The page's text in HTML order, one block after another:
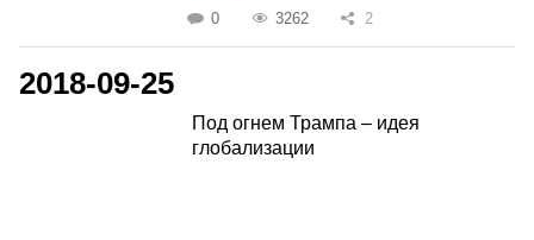
0 3262 2
2018-09-25
Под огнем Трампа – идея
глобализации